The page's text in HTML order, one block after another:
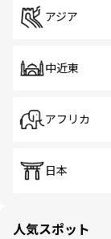
アジア
中近東
アフリカ
日本
人気スポット